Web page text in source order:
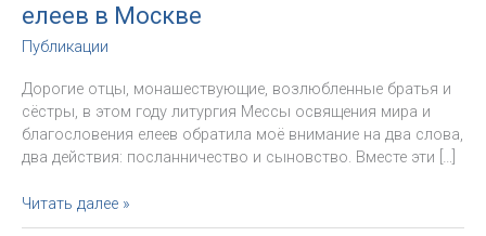
елеев в Москве
Публикации
Дорогие отцы, монашествующие, возлюбленные братья и
сёстры, в этом году литургия Мессы освящения мира и
благословения елеев обратила моё внимание на два слова,
два действия: посланничество и сыновство. Вместе эти […]
Посланничество,
сыновство,
Читать далее »